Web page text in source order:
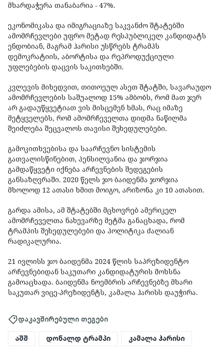
მხარდაჭერა თანაბარია - 47%.
ეკონომიკასა და იმიგრაციაზე საკვანძო შტატებში
ამომრჩევლები უფრო მეტად რესპუბლიკელ კანდიდატს
ენდობიან, მაგრამ ჰარისი უსწრებს ტრამპს
დემოკრატიის, აბორტისა და რეპროდუქციული
უფლებების დაცვის საკითხებში.
კვლევის მიხედვით, თითოეულ ასეთ შტატში, სავარაუდო
ამომრჩევლების საშუალოდ 15% ამბობს, რომ მათ ჯერ
არ გადაუწყვეტიათ ვის მისცემენ ხმას, რაც იმაზე
მეტყველებს, რომ ამომრჩეველთა დიდმა ნაწილმა
შეიძლება შეცვალოს თავისი შეხედულებები.
გამოკითხვებისა და საარჩევნო სისტემის
გათვალისწინებით, პენსილვანია და ჯორჯია
გამდაწყვეტი იქნება არჩევნების შედეგების
განსაზღვრაში. 2020 წელს ჯო ბაიდენმა ჯორჯია
მხოლოდ 12 ათასი ხმით მოიგო, არიზონა კი 10 ათასით.
გარდა ამისა, ამ შტატებში მცხოვრებ ამერიკელ
ამომრჩეველთა ნახევარზე მეტმა განაცხადა, რომ
ტრამპის შეხედულებები და პოლიტიკა ძალიან
რადიკალურია.
21 ივლისს ჯო ბაიდენმა 2024 წლის საპრეზიდენტო
არჩევნებიდან საკუთარი კანდიდატურის მოხსნა
გამოაცხადა. ბაიდენმა ნოემბრის არჩევნებზე მხარი
საკუთარ ვიცე-პრეზიდენტს, კამალა ჰარისს დაუჭირა.
დაკავშირებული თეგები
აშშ დონალდ ტრამპი კამალა ჰარისი